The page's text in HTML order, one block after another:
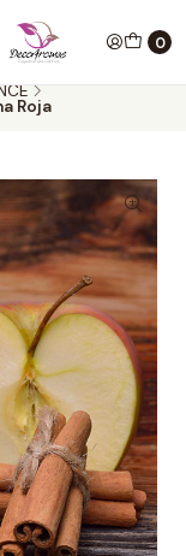
0
en la provincia de
Roja